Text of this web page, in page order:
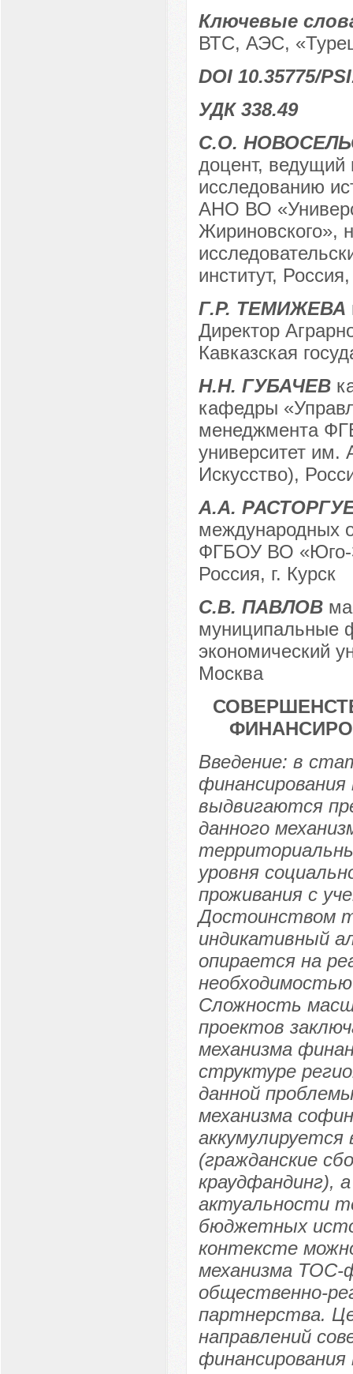
Ключевые
ВТС, АЭС,
DOI 10.35775/
УДК 338.49
С.О.
доцент, ведущий
исследованию
АНО ВО
Жириновского»,
институт,
Г.Р. ТЕМИЖЕВА
Директор
Кавказская
Н.Н. ГУБАЧЕВ
кафедры
менеджмента
университет им.
Искусство),
А.А.
международных
ФГБОУ ВО «Юго-
Россия, г. Курск
С.В. ПАВЛОВ
муниципальные
экономический
Москва
Введение: в
выдвигаются
данного
уровня
проживания с
Достоинством
индикативный
опирается на
Сложность
проектов
механизма
структуре
данной
механизма
(гражданские
краудфандинг),
актуальности
бюджетных
контексте
механизма ТОС-
общественно-
партнерства.
направлений